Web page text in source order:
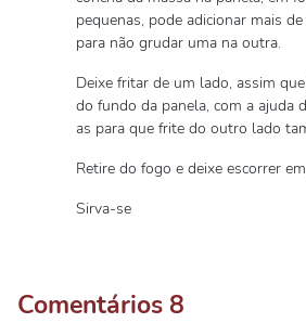
pequenas, pode adicionar mais
para não grudar uma na outra.
Deixe fritar de um lado, assim
do fundo da panela, com a ajuda
as para que frite do outro lado
Retire do fogo e deixe escorrer
Sirva-se
Comentários 8